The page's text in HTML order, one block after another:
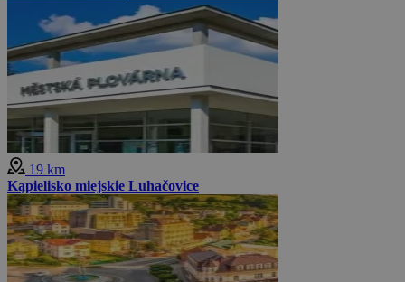
19 km
Kąpielisko miejskie Luhačovice